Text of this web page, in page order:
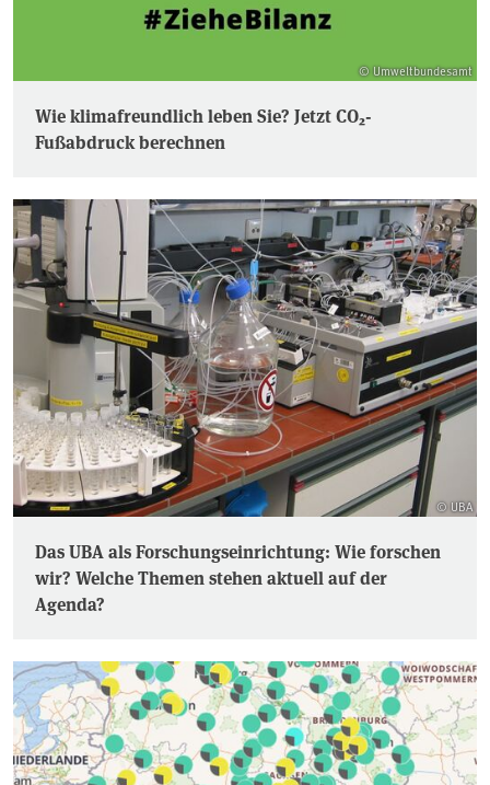
© Umweltbundesamt
Wie klimafreundlich leben Sie? Jetzt CO₂-
Fußabdruck berechnen
© UBA
Das UBA als Forschungseinrichtung: Wie forschen
wir? Welche Themen stehen aktuell auf der
Agenda?